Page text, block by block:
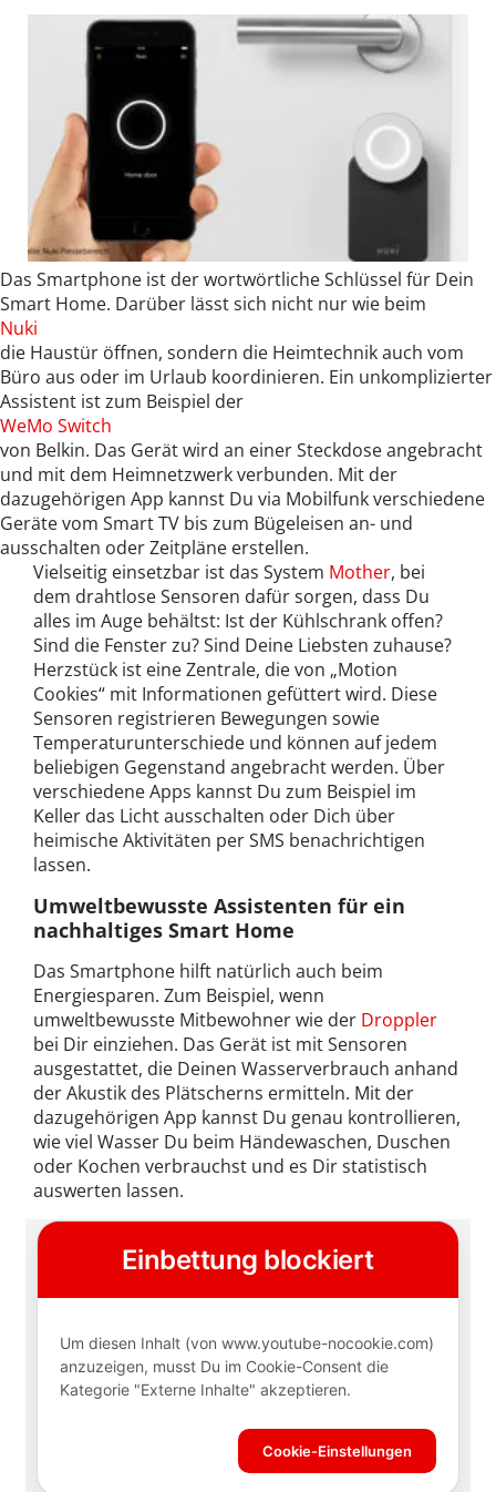
Das Smartphone ist der wortwörtliche Schlüssel für Dein
Smart Home. Darüber lässt sich nicht nur wie beim
Nuki
die Haustür öffnen, sondern die Heimtechnik auch vom
Büro aus oder im Urlaub koordinieren. Ein unkomplizierter
Assistent ist zum Beispiel der
WeMo Switch
von Belkin. Das Gerät wird an einer Steckdose angebracht
und mit dem Heimnetzwerk verbunden. Mit der
dazugehörigen App kannst Du via Mobilfunk verschiedene
Geräte vom Smart TV bis zum Bügeleisen an- und
ausschalten oder Zeitpläne erstellen.
Vielseitig einsetzbar ist das System Mother, bei
dem drahtlose Sensoren dafür sorgen, dass Du
alles im Auge behältst: Ist der Kühlschrank offen?
Sind die Fenster zu? Sind Deine Liebsten zuhause?
Herzstück ist eine Zentrale, die von „Motion
Cookies“ mit Informationen gefüttert wird. Diese
Sensoren registrieren Bewegungen sowie
Temperaturunterschiede und können auf jedem
beliebigen Gegenstand angebracht werden. Über
verschiedene Apps kannst Du zum Beispiel im
Keller das Licht ausschalten oder Dich über
heimische Aktivitäten per SMS benachrichtigen
lassen.
Umweltbewusste Assistenten für ein
nachhaltiges Smart Home
Das Smartphone hilft natürlich auch beim
Energiesparen. Zum Beispiel, wenn
umweltbewusste Mitbewohner wie der Droppler
bei Dir einziehen. Das Gerät ist mit Sensoren
ausgestattet, die Deinen Wasserverbrauch anhand
der Akustik des Plätscherns ermitteln. Mit der
dazugehörigen App kannst Du genau kontrollieren,
wie viel Wasser Du beim Händewaschen, Duschen
oder Kochen verbrauchst und es Dir statistisch
auswerten lassen.